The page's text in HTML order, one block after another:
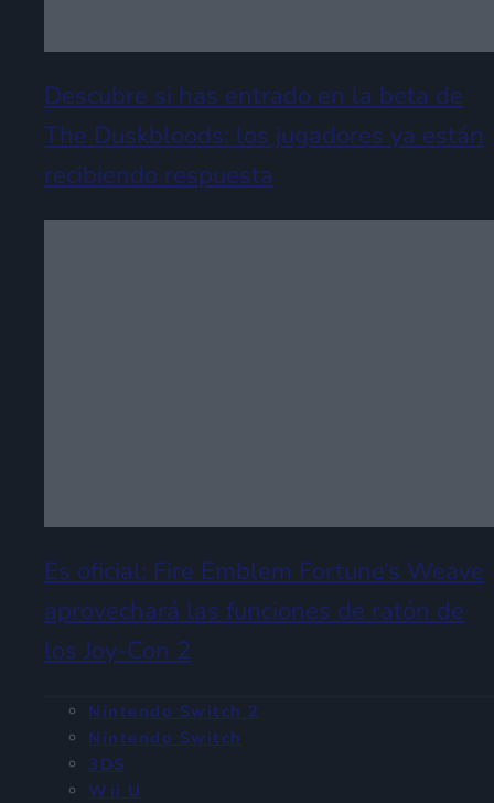
Descubre si has entrado en la beta de
The Duskbloods: los jugadores ya están
recibiendo respuesta
Es oficial: Fire Emblem Fortune’s Weave
aprovechará las funciones de ratón de
los Joy-Con 2
Nintendo Switch 2
Nintendo Switch
3DS
Wii U